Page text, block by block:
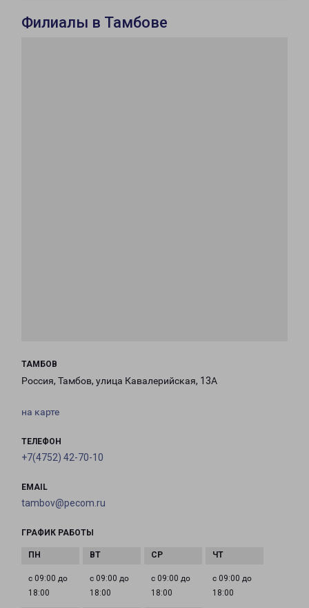
Филиалы в Тамбове
ТАМБОВ
Россия, Тамбов, улица Кавалерийская, 13А
на карте
ТЕЛЕФОН
+7(4752) 42-70-10
EMAIL
tambov@pecom.ru
ГРАФИК РАБОТЫ
с 09:00 до
18:00
с 09:00 до
18:00
с 09:00 до
18:00
с 09:00 до
18:00